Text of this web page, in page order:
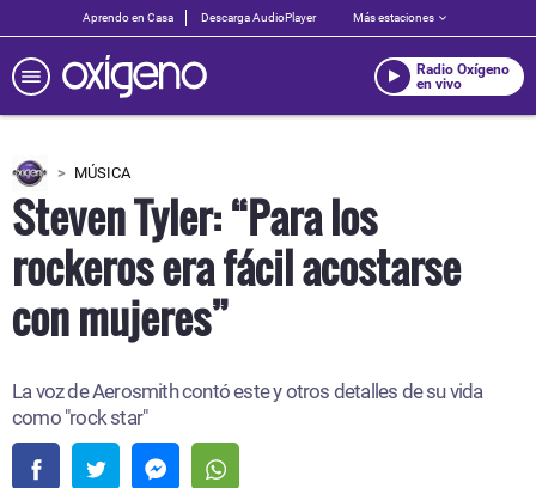
Aprendo en Casa Descarga AudioPlayer Más estaciones
Radio Oxígeno
en vivo
MÚSICA
Steven Tyler: “Para los
rockeros era fácil acostarse
con mujeres”
La voz de Aerosmith contó este y otros detalles de su vida
como "rock star"